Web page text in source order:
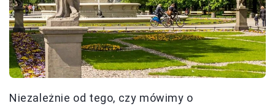
Niezależnie od tego, czy mówimy o